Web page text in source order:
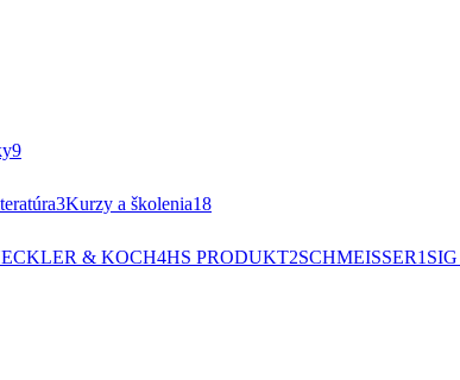
9
3Kurzy a školenia18
& KOCH4HS PRODUKT2SCHMEISSER1